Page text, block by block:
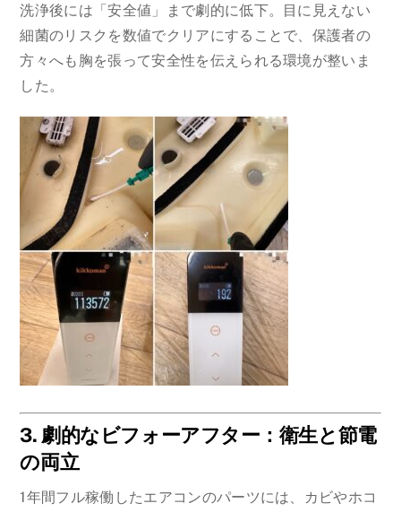
洗浄後には「安全値」まで劇的に低下。目に見えない
細菌のリスクを数値でクリアにすることで、保護者の
方々へも胸を張って安全性を伝えられる環境が整いま
した。
3. 劇的なビフォーアフター：衛生と節電
の両立
1年間フル稼働したエアコンのパーツには、カビやホコ